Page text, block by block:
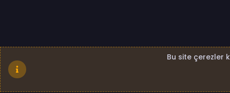
Bu site çerezler